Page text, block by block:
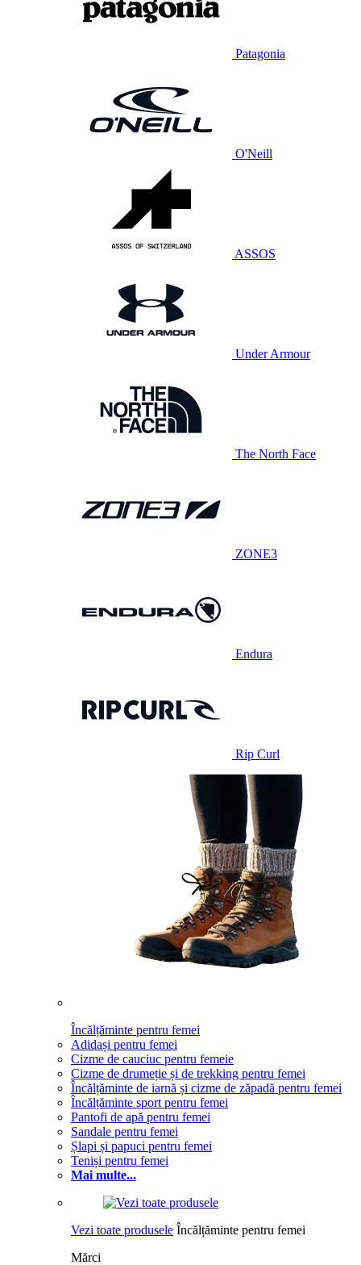
Patagonia
O'Neill
ASSOS
Under Armour
The North Face
ZONE3
Endura
Rip Curl
Încălțăminte pentru femei
Adidași pentru femei
Cizme de cauciuc pentru femeie
Cizme de drumeție și de trekking pentru femei
Încălțăminte de iarnă și cizme de zăpadă pentru femei
Încălțăminte sport pentru femei
Pantofi de apă pentru femei
Sandale pentru femei
Șlapi și papuci pentru femei
Teniși pentru femei
Mai multe...
Vezi toate produsele Încălțăminte pentru femei
Mărci